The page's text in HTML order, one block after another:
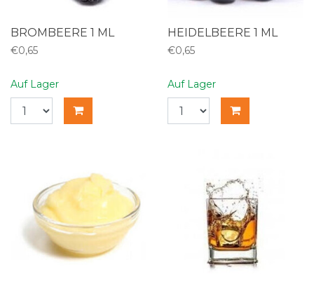
BROMBEERE 1 ML
€0,65
Auf Lager
HEIDELBEERE 1 ML
€0,65
Auf Lager